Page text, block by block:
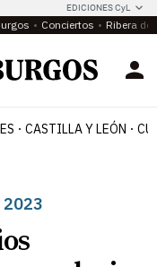
EDICIONES CyL
Conciertos Ribera del
CASTILLA Y LEÓN
2023